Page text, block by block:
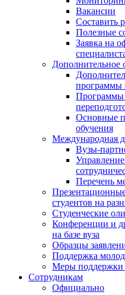
Вакансии
Составить
Полезные
Заявка на
Дополнительное
программы
Программы
Основные
обучения
Международная
Вузы-
Перечень
студентов на
Студенческие
Конференции и
на базе вуза
Образцы
Поддержка
Меры поддержки
Сотрудникам
Официально